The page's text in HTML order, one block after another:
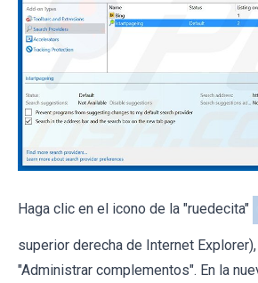
Haga clic en el icono de la "ruedecita"
superior derecha de Internet
"Administrar complementos". En la